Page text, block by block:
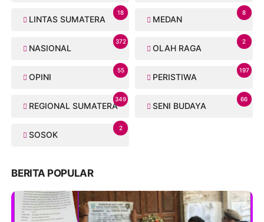
LINTAS SUMATERA
18
MEDAN
8
NASIONAL
372
OLAH RAGA
2
OPINI
55
PERISTIWA
197
REGIONAL SUMATERA
349
SENI BUDAYA
66
SOSOK
2
BERITA POPULAR